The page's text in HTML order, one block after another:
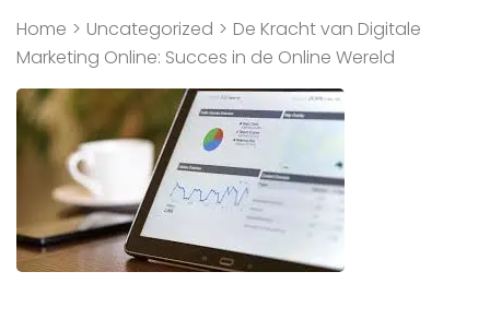
Home > Uncategorized > De Kracht van Digitale
Marketing Online: Succes in de Online Wereld